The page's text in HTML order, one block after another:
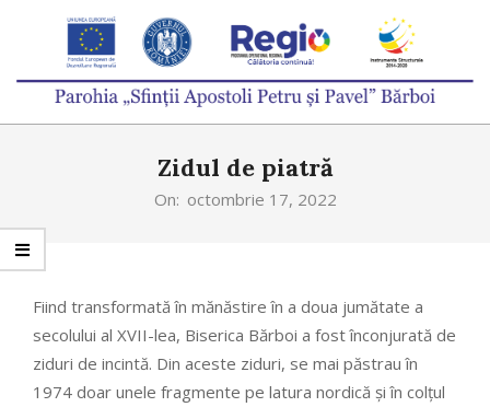
PAROHIA
„SFINȚII
APOSTOLI
PETRU
ȘI
PAVEL”
BĂRBOI
Zidul de piatră
On: octombrie 17, 2022
Fiind transformată în mănăstire în a doua jumătate a
secolului al XVII-lea, Biserica Bărboi a fost înconjurată de
ziduri de incintă. Din aceste ziduri, se mai păstrau în
1974 doar unele fragmente pe latura nordică și în colțul